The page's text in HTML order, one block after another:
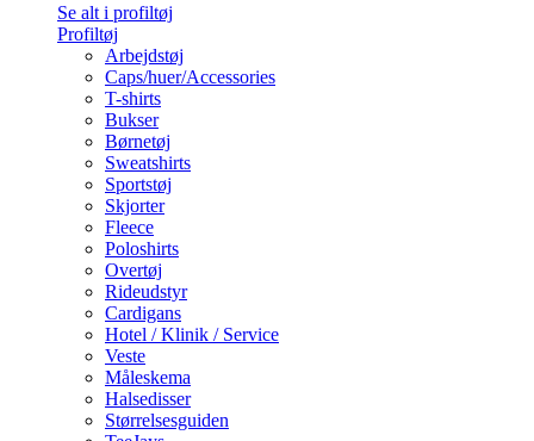
Se alt i profiltøj
Profiltøj
Arbejdstøj
Caps/huer/Accessories
T-shirts
Bukser
Børnetøj
Sweatshirts
Sportstøj
Skjorter
Fleece
Poloshirts
Overtøj
Rideudstyr
Cardigans
Hotel / Klinik / Service
Veste
Måleskema
Halsedisser
Størrelsesguiden